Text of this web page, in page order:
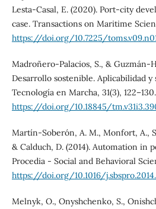
Lesta-Casal, E. (2020). Port-city
case. Transactions on Maritime
https://doi.org/10.7225/
Madroñero-Palacios, S., & Guzmán-
Desarrollo sostenible. Aplicabilidad y
Tecnología en Marcha, 31(3), 122–130.
https://doi.org/10.18845/
Martín-Soberón, A. M., Monfort, A.,
& Calduch, D. (2014). Automation in
Procedia - Social and Behavioral
https://doi.org/10.1016/
Melnyk, O., Onyshchenko, S.,